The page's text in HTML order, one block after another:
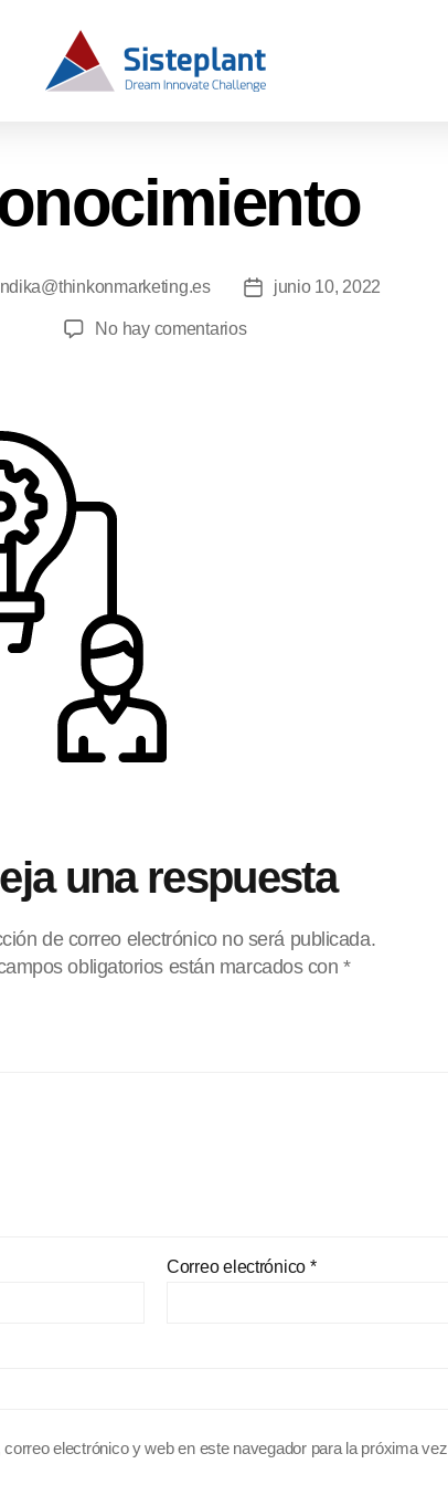
junio 10, 2022
No hay comentarios
una respuesta
de correo electrónico no será publicada.
obligatorios están marcados con*
Correo electrónico *
electrónico y web en este navegador para la próxima vez